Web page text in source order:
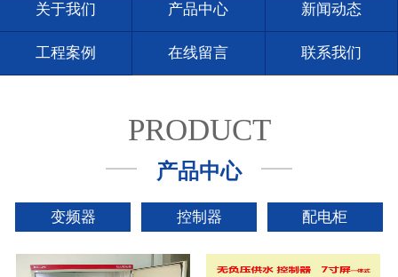
关于我们 产品中心 新闻动态
工程案例 在线留言 联系我们
PRODUCT
产品中心
变频器 控制器 配电柜